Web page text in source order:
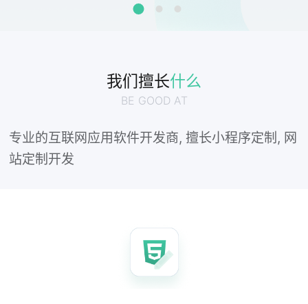
我们擅长什么
BE GOOD AT
专业的互联网应用软件开发商, 擅长小程序定制, 网
站定制开发